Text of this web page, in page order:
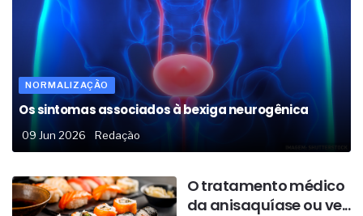
NORMALIZAÇÃO
Os sintomas associados à bexiga neurogênica
09 Jun 2026 Redação
O tratamento médico
da anisaquíase ou ve...